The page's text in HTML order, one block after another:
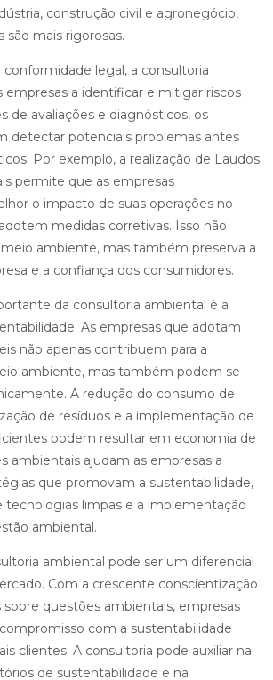
construção civil e agronegócio,
são mais rigorosas.
legal, a consultoria
empresas a identificar e mitigar riscos
de avaliações e diagnósticos, os
detectar potenciais problemas antes
Por exemplo, a realização de Laudos
permite que as empresas
o impacto de suas operações no
medidas corretivas. Isso não
ambiente, mas também preserva a
e a confiança dos consumidores.
da consultoria ambiental é a
As empresas que adotam
não apenas contribuem para a
ambiente, mas também podem se
A redução do consumo de
de resíduos e a implementação de
podem resultar em economia de
ambientais ajudam as empresas a
que promovam a sustentabilidade,
tecnologias limpas e a implementação
ambiental.
ambiental pode ser um diferencial
Com a crescente conscientização
questões ambientais, empresas
com a sustentabilidade
clientes. A consultoria pode auxiliar na
de sustentabilidade e na